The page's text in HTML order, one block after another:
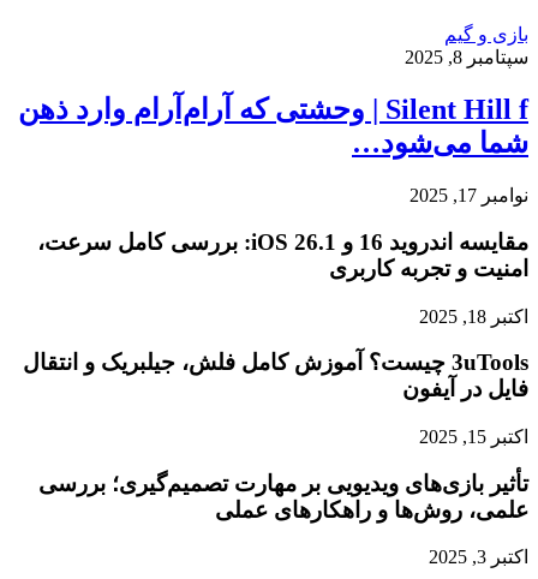
بازی و گیم
سپتامبر 8, 2025
Silent Hill f | وحشتی که آرام‌آرام وارد ذهن
شما می‌شود…
نوامبر 17, 2025
مقایسه اندروید 16 و iOS 26.1: بررسی کامل سرعت،
امنیت و تجربه کاربری
اکتبر 18, 2025
3uTools چیست؟ آموزش کامل فلش، جیلبریک و انتقال
فایل در آیفون
اکتبر 15, 2025
تأثیر بازی‌های ویدیویی بر مهارت تصمیم‌گیری؛ بررسی
علمی، روش‌ها و راهکارهای عملی
اکتبر 3, 2025